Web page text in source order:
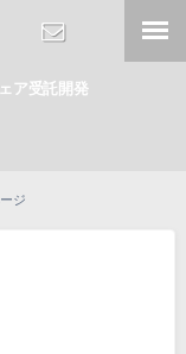
ア受託開発
お問合わせ
ジ